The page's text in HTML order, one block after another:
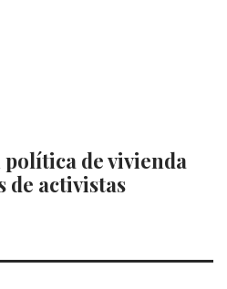
de vivienda
de activistas